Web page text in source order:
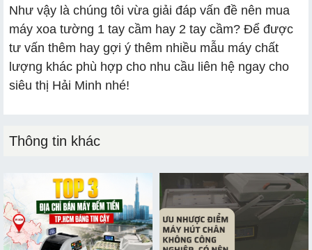
Như vậy là chúng tôi vừa giải đáp vấn đề nên mua
máy xoa tường 1 tay cầm hay 2 tay cầm? Để được
tư vấn thêm hay gợi ý thêm nhiều mẫu máy chất
lượng khác phù hợp cho nhu cầu liên hệ ngay cho
siêu thị Hải Minh nhé!
Thông tin khác